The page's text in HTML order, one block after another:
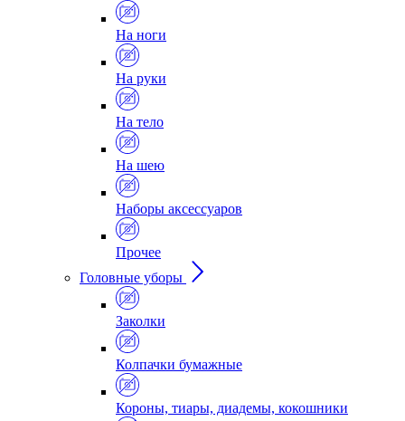
На ноги
На руки
На тело
На шею
Наборы аксессуаров
Прочее
Головные уборы
Заколки
Колпачки бумажные
Короны, тиары, диадемы, кокошники